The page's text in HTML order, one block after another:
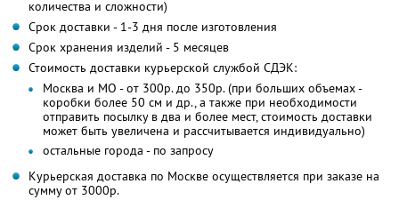
количества и сложности)
Срок доставки - 1-3 дня после изготовления
Срок хранения изделий - 5 месяцев
Стоимость доставки курьерской службой СДЭК:
Москва и МО - от 300р. до 350р. (при больших объемах -
коробки более 50 см и др., а также при необходимости
отправить посылку в два и более мест, стоимость доставки
может быть увеличена и рассчитывается индивидуально)
остальные города - по запросу
Курьерская доставка по Москве осуществляется при заказе на
сумму от 3000р.